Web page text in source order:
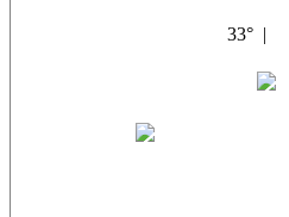
33° |